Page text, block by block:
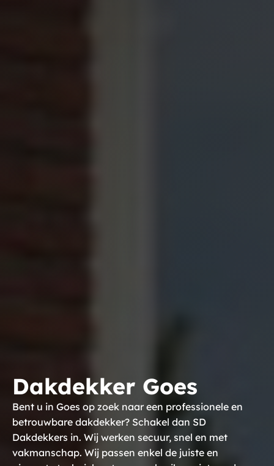
Dakdekker Goes
Bent u in Goes op zoek naar een professionele en
betrouwbare dakdekker? Schakel dan SD
Dakdekkers in. Wij werken secuur, snel en met
vakmanschap. Wij passen enkel de juiste en